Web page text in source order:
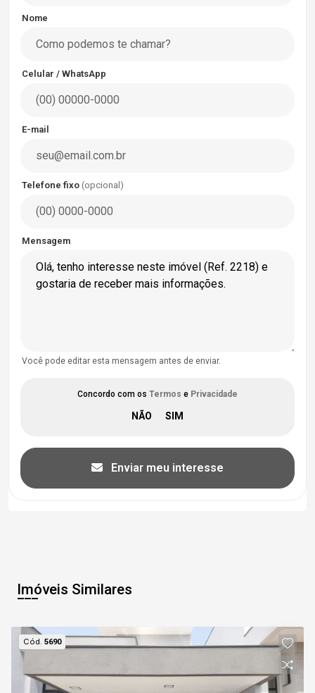
Nome
Celular / WhatsApp
E-mail
Telefone fixo (opcional)
Mensagem
Você pode editar esta mensagem antes de enviar.
Concordo com os Termos e Privacidade
Enviar meu interesse
Imóveis Similares
Cód.5690